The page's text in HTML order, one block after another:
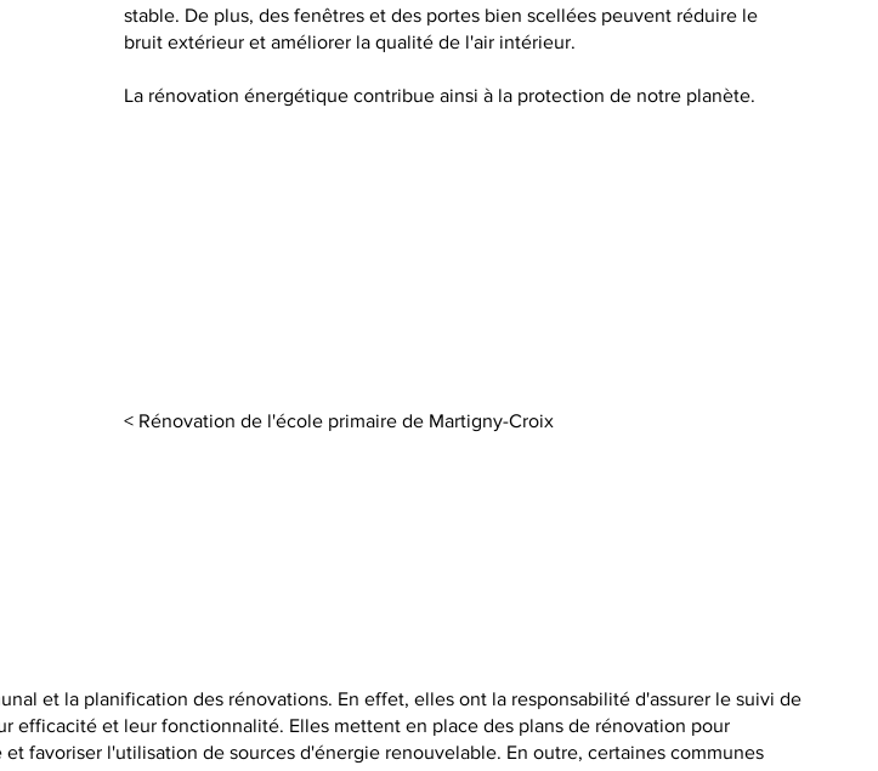
et la planification des rénovations. En effet, elles ont la responsabilité d'assurer le suivi de
efficacité et leur fonctionnalité. Elles mettent en place des plans de rénovation pour
favoriser l'utilisation de sources d'énergie renouvelable. En outre, certaines communes
stable. De plus, des fenêtres et des portes bien scellées peuvent réduire le
bruit extérieur et améliorer la qualité de l'air intérieur.
La rénovation énergétique contribue ainsi à la protection de notre planète.
< Rénovation de l'école primaire de Martigny-Croix